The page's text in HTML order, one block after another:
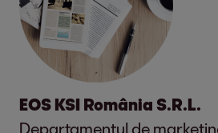
creditelor
Investiții în Bosnia și
Bulgaria, Croația,
Serbia.
Cooperarea
EOS KSI România S.R.L.
Departamentul de